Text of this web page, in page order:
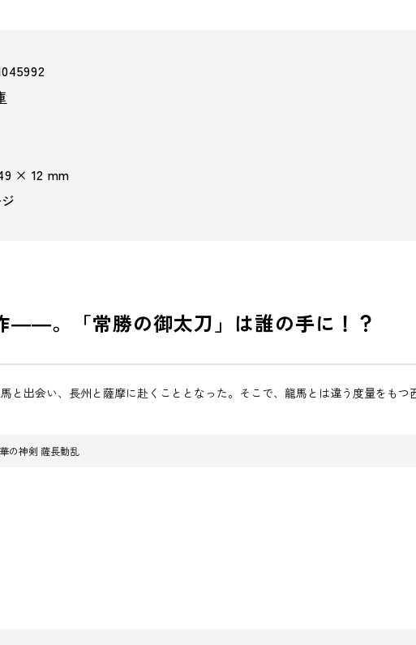
× 12 mm
――。「常勝の御太刀」は誰の手に！？
と出会い、長州と薩摩に赴くこととなった。そこで、龍馬とは違う度量をも
の神剣 薩長動乱